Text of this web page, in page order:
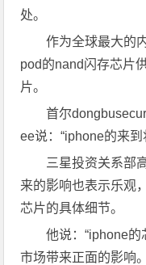
处。
作为全球最大的
pod的nand闪存芯片
片。
首尔
ee说：“iphone的来
三星投资关系部
来的影响也表示乐观
芯片的具体细节。
他说：“iphone
市场带来正面的影响